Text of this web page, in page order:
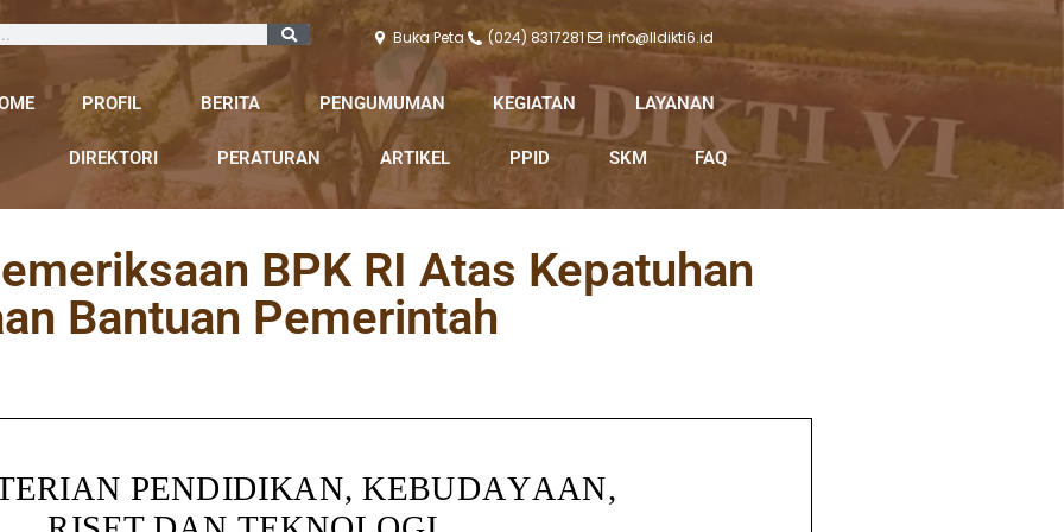
Buka Peta (024) 8317281 info@lldikti6.id
PROFIL BERITA PENGUMUMAN KEGIATAN LAYANAN
DIREKTORI PERATURAN ARTIKEL PPID SKM FAQ
BPK RI Atas Kepatuhan
Bantuan Pemerintah